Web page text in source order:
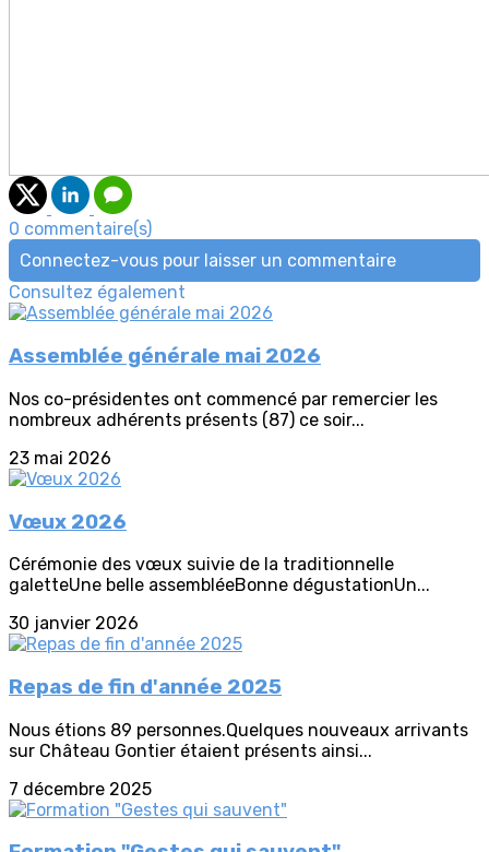
0 commentaire(s)
Connectez-vous pour laisser un commentaire
Consultez également
Assemblée générale mai 2026
Nos co-présidentes ont commencé par remercier les
nombreux adhérents présents (87) ce soir...
23 mai 2026
Vœux 2026
Cérémonie des vœux suivie de la traditionnelle
galetteUne belle assembléeBonne dégustationUn...
30 janvier 2026
Repas de fin d'année 2025
Nous étions 89 personnes.Quelques nouveaux arrivants
sur Château Gontier étaient présents ainsi...
7 décembre 2025